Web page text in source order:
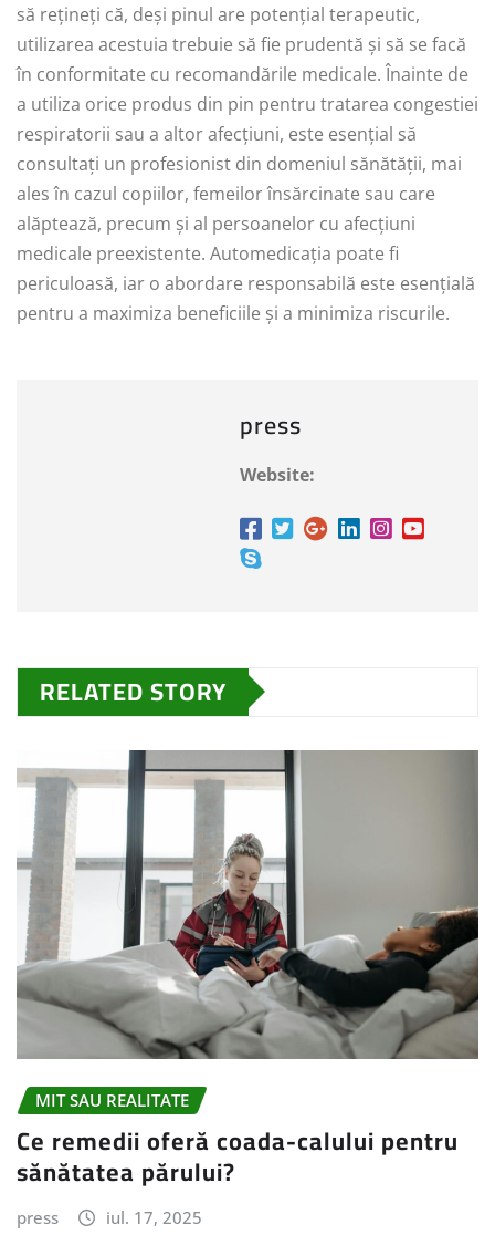
să rețineți că, deși pinul are potențial terapeutic,
utilizarea acestuia trebuie să fie prudentă și să se facă
în conformitate cu recomandările medicale. Înainte de
a utiliza orice produs din pin pentru tratarea congestiei
respiratorii sau a altor afecțiuni, este esențial să
consultați un profesionist din domeniul sănătății, mai
ales în cazul copiilor, femeilor însărcinate sau care
alăptează, precum și al persoanelor cu afecțiuni
medicale preexistente. Automedicația poate fi
periculoasă, iar o abordare responsabilă este esențială
pentru a maximiza beneficiile și a minimiza riscurile.
press
Website:
RELATED STORY
MIT SAU REALITATE
Ce remedii oferă coada-calului pentru
sănătatea părului?
press iul. 17, 2025